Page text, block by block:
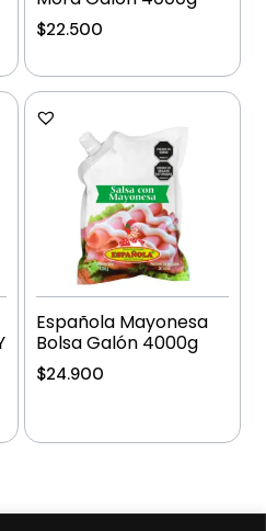
$22.500
Española Mayonesa
Bolsa Galón 4000g
$24.900